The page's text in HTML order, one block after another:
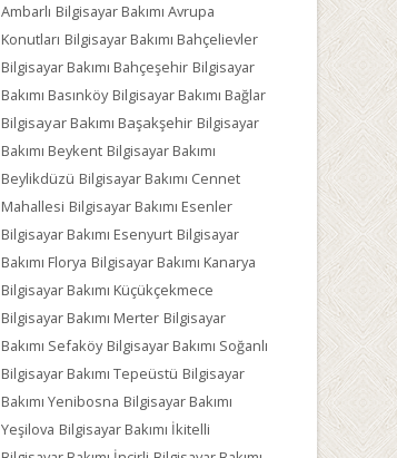
Ambarlı Bilgisayar Bakımı Avrupa
Konutları Bilgisayar Bakımı Bahçelievler
Bilgisayar Bakımı Bahçeşehir Bilgisayar
Bakımı Basınköy Bilgisayar Bakımı Bağlar
Bilgisayar Bakımı Başakşehir Bilgisayar
Bakımı Beykent Bilgisayar Bakımı
Beylikdüzü Bilgisayar Bakımı Cennet
Mahallesi Bilgisayar Bakımı Esenler
Bilgisayar Bakımı Esenyurt Bilgisayar
Bakımı Florya Bilgisayar Bakımı Kanarya
Bilgisayar Bakımı Küçükçekmece
Bilgisayar Bakımı Merter Bilgisayar
Bakımı Sefaköy Bilgisayar Bakımı Soğanlı
Bilgisayar Bakımı Tepeüstü Bilgisayar
Bakımı Yenibosna Bilgisayar Bakımı
Yeşilova Bilgisayar Bakımı İkitelli